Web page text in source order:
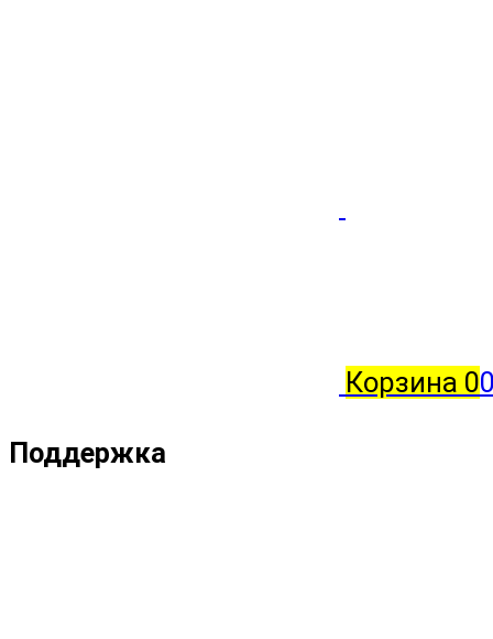
Корзина 0
Поддержка